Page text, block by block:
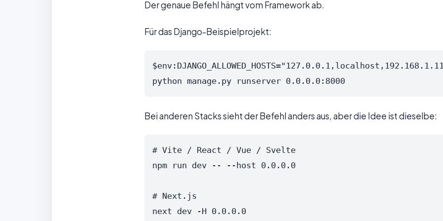
Der genaue Befehl hängt vom Framework ab.
Für das Django-Beispielprojekt:
python manage.py runserver 0.0.0.0:8000
Bei anderen Stacks sieht der Befehl anders aus, aber die Idee ist dieselbe:
# Vite / React / Vue / Svelte
npm run dev -- --host 0.0.0.0
# Next.js
next dev -H 0.0.0.0